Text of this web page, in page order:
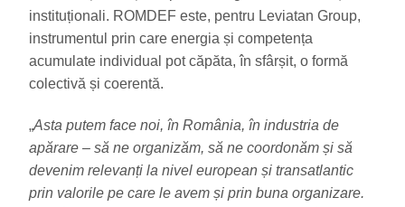
instituționali. ROMDEF este, pentru Leviatan Group,
instrumentul prin care energia și competența
acumulate individual pot căpăta, în sfârșit, o formă
colectivă și coerentă.
„Asta putem face noi, în România, în industria de
apărare – să ne organizăm, să ne coordonăm și să
devenim relevanți la nivel european și transatlantic
prin valorile pe care le avem și prin buna organizare.